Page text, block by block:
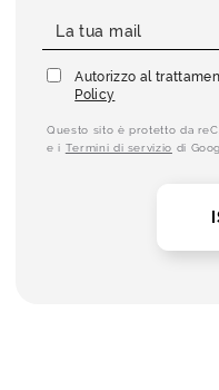
Autorizzo al
Policy
Questo sito è protetto da
e i Termini di servizio di